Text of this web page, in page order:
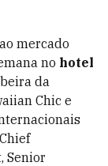
mercado
no hotel
da
Chic e
Senior